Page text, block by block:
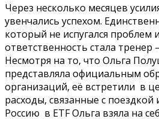
Через несколько месяцев
увенчались успехом.
который не испугался проблем
ответственность стала
Несмотря на то, что Ольга
представляла официальным
организаций, её встретили в
расходы, связанные с
Россию в ETF Ольга взяла на